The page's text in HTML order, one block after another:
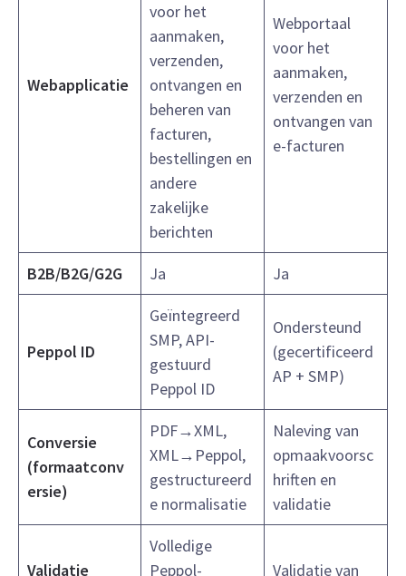
Webapplicatie
voor het
aanmaken,
verzenden,
ontvangen en
beheren van
facturen,
bestellingen en
andere
zakelijke
berichten
Webportaal
voor het
aanmaken,
verzenden en
ontvangen van
e-facturen
B2B/B2G/G2G Ja Ja
Peppol ID
Geïntegreerd
SMP, API-
gestuurd
Peppol ID
Ondersteund
(gecertificeerd
AP + SMP)
Conversie
(formaatconv
ersie)
PDF→XML,
XML→Peppol,
gestructureerd
e normalisatie
Naleving van
opmaakvoorsc
hriften en
validatie
Validatie
Volledige
Peppol-
Validatie van